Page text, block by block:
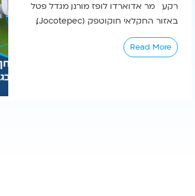
רקע מר אדוארדו לופז מורנו, מגדל פטל
באזור החקלאי חוקוטפק (Jocotepec),...
Read More